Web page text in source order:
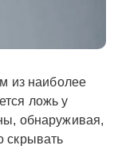
ложь у
обнаруживая,
скрывать